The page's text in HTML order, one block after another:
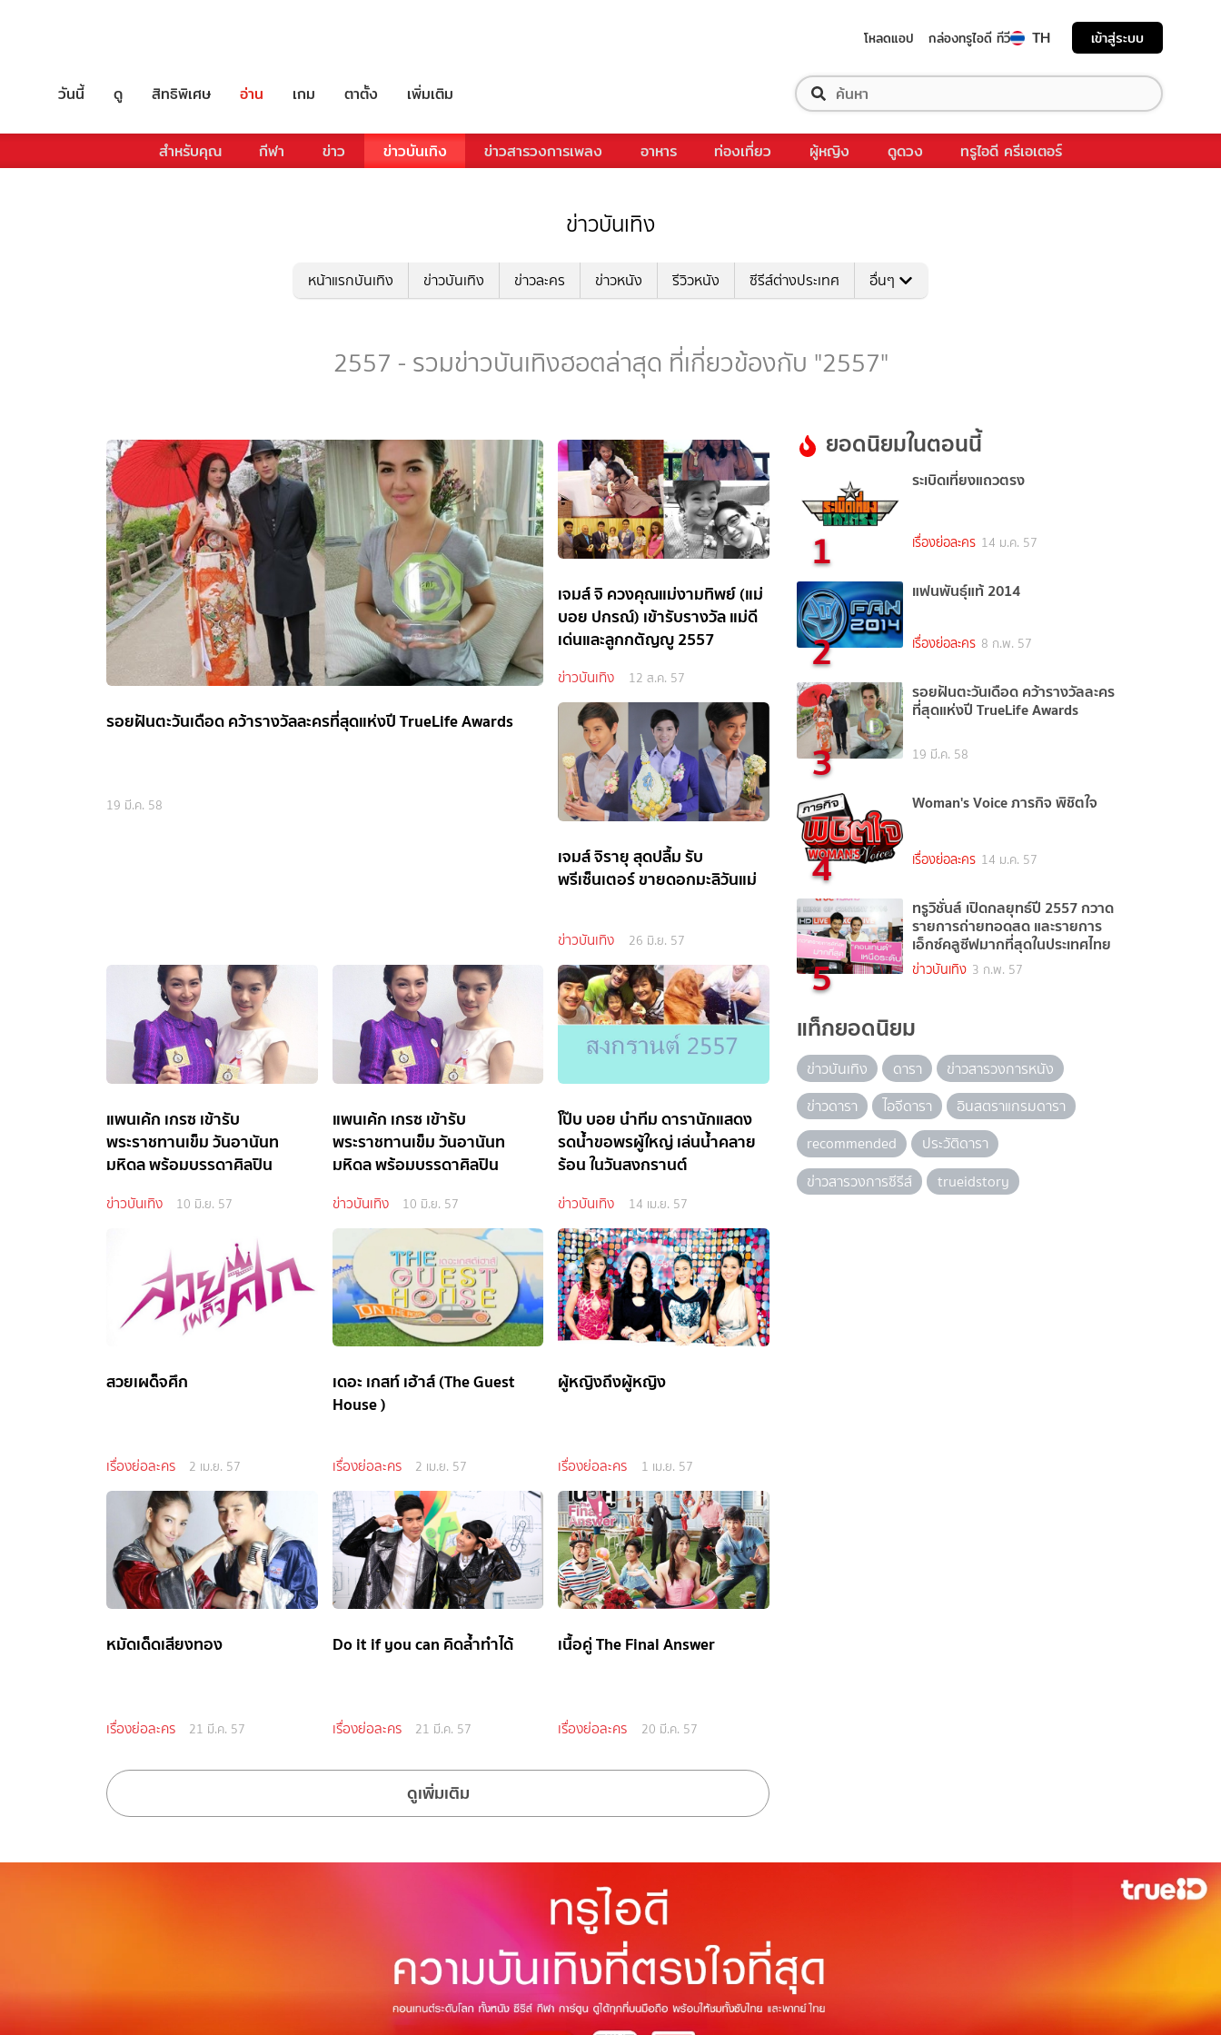
โหลดแอป กล่องทรูไอดี ทีวี TH เข้าสู่ระบบ
วันนี้ ดู สิทธิพิเศษ อ่าน เกม ตาตั้ง เพิ่มเติม
สำหรับคุณ กีฬา ข่าว ข่าวบันเทิง ข่าวสารวงการเพลง อาหาร ท่องเที่ยว ผู้หญิง ดูดวง ทรูไอดี ครีเอเตอร์
ข่าวบันเทิง
หน้าแรกบันเทิง ข่าวบันเทิง ข่าวละคร ข่าวหนัง รีวิวหนัง ซีรีส์ต่างประเทศ อื่นๆ
2557 - รวมข่าวบันเทิงฮอตล่าสุด ที่เกี่ยวข้องกับ "2557"
รอยฝันตะวันเดือด คว้ารางวัลละครที่สุดแห่งปี TrueLife Awards
19 มี.ค. 58
เจมส์ จิ ควงคุณแม่งามทิพย์ (แม่
บอย ปกรณ์) เข้ารับรางวัล แม่ดี
เด่นและลูกกตัญญู 2557
ข่าวบันเทิง 12 ส.ค. 57
เจมส์ จิรายุ สุดปลื้ม รับ
พรีเซ็นเตอร์ ขายดอกมะลิวันแม่
ข่าวบันเทิง 26 มิ.ย. 57
แพนเค้ก เกรซ เข้ารับ
พระราชทานเข็ม วันอานันท
มหิดล พร้อมบรรดาศิลปิน
ข่าวบันเทิง 10 มิ.ย. 57
แพนเค้ก เกรซ เข้ารับ
พระราชทานเข็ม วันอานันท
มหิดล พร้อมบรรดาศิลปิน
ข่าวบันเทิง 10 มิ.ย. 57
โป๊บ บอย นำทีม ดารานักแสดง
รดน้ำขอพรผู้ใหญ่ เล่นน้ำคลาย
ร้อน ในวันสงกรานต์
ข่าวบันเทิง 14 เม.ย. 57
สวยเผด็จศึก
เรื่องย่อละคร 2 เม.ย. 57
เดอะ เกสท์ เฮ้าส์ (The Guest
House )
เรื่องย่อละคร 2 เม.ย. 57
ผู้หญิงถึงผู้หญิง
เรื่องย่อละคร 1 เม.ย. 57
หมัดเด็ดเสียงทอง
เรื่องย่อละคร 21 มี.ค. 57
Do it if you can คิดล้ำทำได้
เรื่องย่อละคร 21 มี.ค. 57
เนื้อคู่ The Final Answer
เรื่องย่อละคร 20 มี.ค. 57
ดูเพิ่มเติม
ยอดนิยมในตอนนี้
1
ระเบิดเที่ยงแถวตรง
เรื่องย่อละคร 14 ม.ค. 57
2
แฟนพันธุ์แท้ 2014
เรื่องย่อละคร 8 ก.พ. 57
3
รอยฝันตะวันเดือด คว้ารางวัลละคร
ที่สุดแห่งปี TrueLife Awards
19 มี.ค. 58
4
Woman's Voice ภารกิจ พิชิตใจ
เรื่องย่อละคร 14 ม.ค. 57
5
ทรูวิชั่นส์ เปิดกลยุทธ์ปี 2557 กวาด
รายการถ่ายทอดสด และรายการ
เอ็กซ์คลูซีฟมากที่สุดในประเทศไทย
ข่าวบันเทิง 3 ก.พ. 57
แท็กยอดนิยม
ข่าวบันเทิง ดารา
ข่าวสารวงการหนัง
ข่าวดารา
ไอจีดารา
อินสตราแกรมดารา
recommended
ประวัติดารา
ข่าวสารวงการซีรีส์
trueidstory